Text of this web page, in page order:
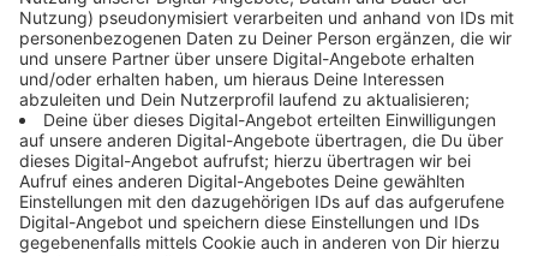
Die beiden Männer und eine Frau wurden von zwei
Unbekannten angesprochen. Die forderten die
Herausgabe von Handys, Bankkarten und Kopfhörern.
Als das nicht passierte, traten die Täter auf zwei der
Kirmesbesucher ein, verletzten sie leicht und
flüchteten. Die Kripo Bocholt sucht Zeugen.
Anzeige